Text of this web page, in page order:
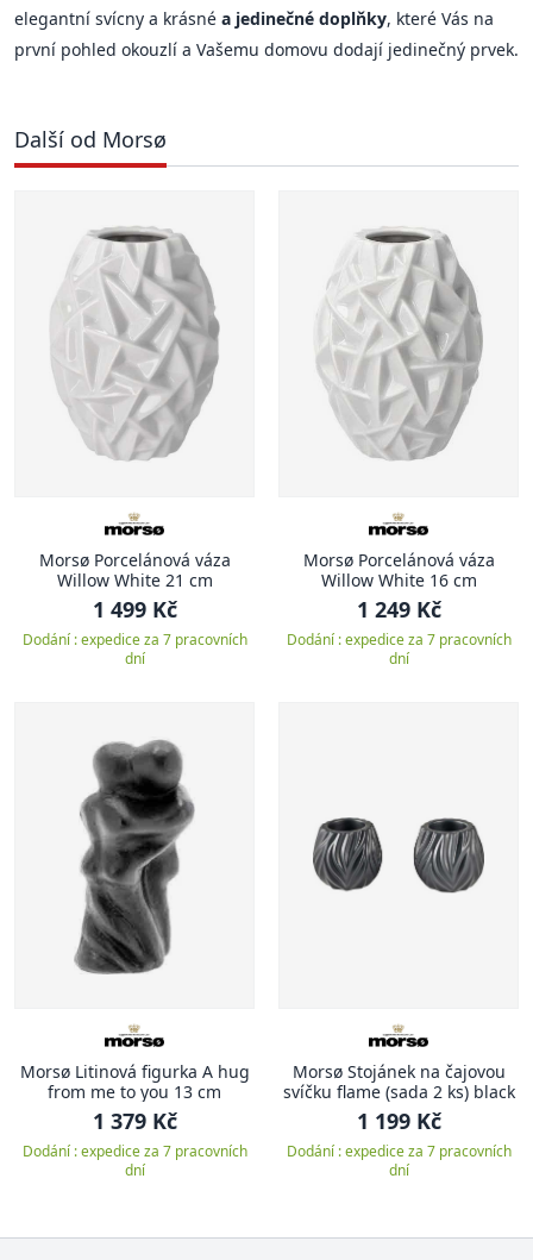
elegantní svícny a krásné a jedinečné doplňky, které Vás na
první pohled okouzlí a Vašemu domovu dodají jedinečný prvek.
Další od Morsø
Morsø Porcelánová váza
Willow White 21 cm
1 499 Kč
Dodání : expedice za 7 pracovních
dní
Morsø Porcelánová váza
Willow White 16 cm
1 249 Kč
Dodání : expedice za 7 pracovních
dní
Morsø Litinová figurka A hug
from me to you 13 cm
1 379 Kč
Dodání : expedice za 7 pracovních
dní
Morsø Stojánek na čajovou
svíčku flame (sada 2 ks) black
1 199 Kč
Dodání : expedice za 7 pracovních
dní